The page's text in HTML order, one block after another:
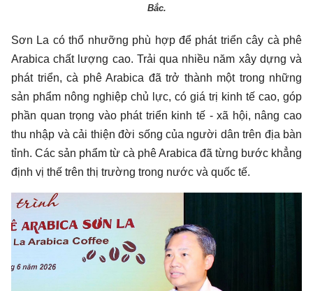
Bắc.
Sơn La có thổ nhưỡng phù hợp để phát triển cây cà phê
Arabica chất lượng cao. Trải qua nhiều năm xây dựng và
phát triển, cà phê Arabica đã trở thành một trong những
sản phẩm nông nghiệp chủ lực, có giá trị kinh tế cao, góp
phần quan trọng vào phát triển kinh tế - xã hội, nâng cao
thu nhập và cải thiện đời sống của người dân trên địa bàn
tỉnh. Các sản phẩm từ cà phê Arabica đã từng bước khẳng
định vị thế trên thị trường trong nước và quốc tế.